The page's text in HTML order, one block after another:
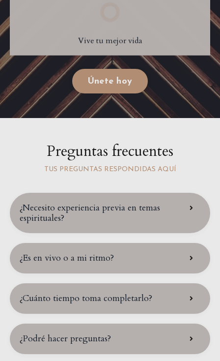
Vive tu mejor vida
Únete hoy
Preguntas frecuentes
TUS PREGUNTAS RESPONDIDAS AQUÍ
¿Necesito experiencia previa en temas
espirituales?
¿Es en vivo o a mi ritmo?
¿Cuánto tiempo toma completarlo?
¿Podré hacer preguntas?